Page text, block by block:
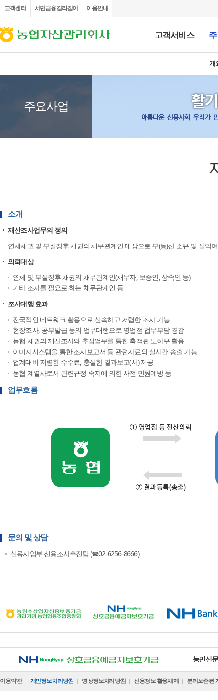
고객센터 서민금융길라잡이 이용안내
고객서비스
개
불
주요사업
소개
재산조사업무의 정의
연체채권 및 부실징후 채권의 채무관계인 대상으로 부(동)산 소유 및 실
의뢰대상
연체 및 부실징후 채권의 채무관계인(채무자, 보증인, 상속인 등)
기타 조사를 필요로 하는 채무관계인 등
조사대행 효과
전국적인 네트워크 활용으로 신속하고 저렴한 조사 가능
현장조사, 공부발급 등의 업무대행으로 영업점 업무부담 경감
농협 채권의 재산조사와 추심업무를 통한 축적된 노하우 활용
이미지시스템을 통한 조사보고서 등 관련자료의 실시간 송출 가능
업계대비 저렴한 수수료, 충실한 결과보고(서) 제공
농협 계열사로서 관련규정 숙지에 의한 사전 민원예방 등
업무흐름
문의 및 상담
신용사업부 신용조사추진팀 (☎02-6256-8666)
NH 상호금융예금자보호기금 농민신
이용약관 개인정보처리방침 영상정보처리방침 신용정보 활용체제 분리보존된